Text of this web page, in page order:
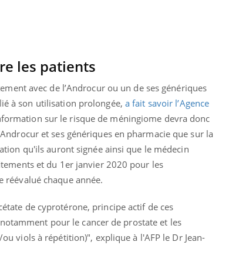
les patients
avec de l’Androcur ou un de ses génériques
lié à son utilisation prolongée, a fait savoir l’Agence
sur le risque de méningiome devra donc
et ses génériques en pharmacie que sur la
qu'ils auront signée ainsi que le médecin
et du 1er janvier 2020 pour les
chaque année.
de cyprotérone, principe actif de ces
pour le cancer de prostate et les
viols à répétition)", explique à l'AFP le Dr Jean-